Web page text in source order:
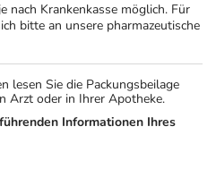
nach Krankenkasse möglich. Für
bitte an unsere pharmazeutische
lesen Sie die Packungsbeilage
Arzt oder in Ihrer Apotheke.
Informationen Ihres